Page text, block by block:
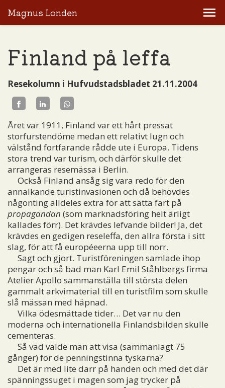
Magnus Londen
Finland på leffa
Resekolumn i Hufvudstadsbladet 21.11.2004
Året var 1911, Finland var ett hårt pressat
storfurstendöme medan ett relativt lugn och
välstånd fortfarande rådde ute i Europa. Tidens
stora trend var turism, och därför skulle det
arrangeras resemässa i Berlin.
Också Finland ansåg sig vara redo för den
annalkande turistinvasionen och då behövdes
någonting alldeles extra för att sätta fart på
propagandan (som marknadsföring helt ärligt
kallades förr). Det krävdes lefvande bilder! Ja, det
krävdes en gedigen reseleffa, den allra första i sitt
slag, för att få européeerna upp till norr.
Sagt och gjort. Turistföreningen samlade ihop
pengar och så bad man Karl Emil Ståhlbergs firma
Atelier Apollo sammanställa till största delen
gammalt arkvimaterial till en turistfilm som skulle
slå mässan med häpnad.
Vilka ödesmättade tider… Det var nu den
moderna och internationella Finlandsbilden skulle
cementeras.
Så vad valde man att visa (sammanlagt 75
gånger) för de penningstinna tyskarna?
Det är med lite darr på handen och med det där
spänningssuget i magen som jag trycker på